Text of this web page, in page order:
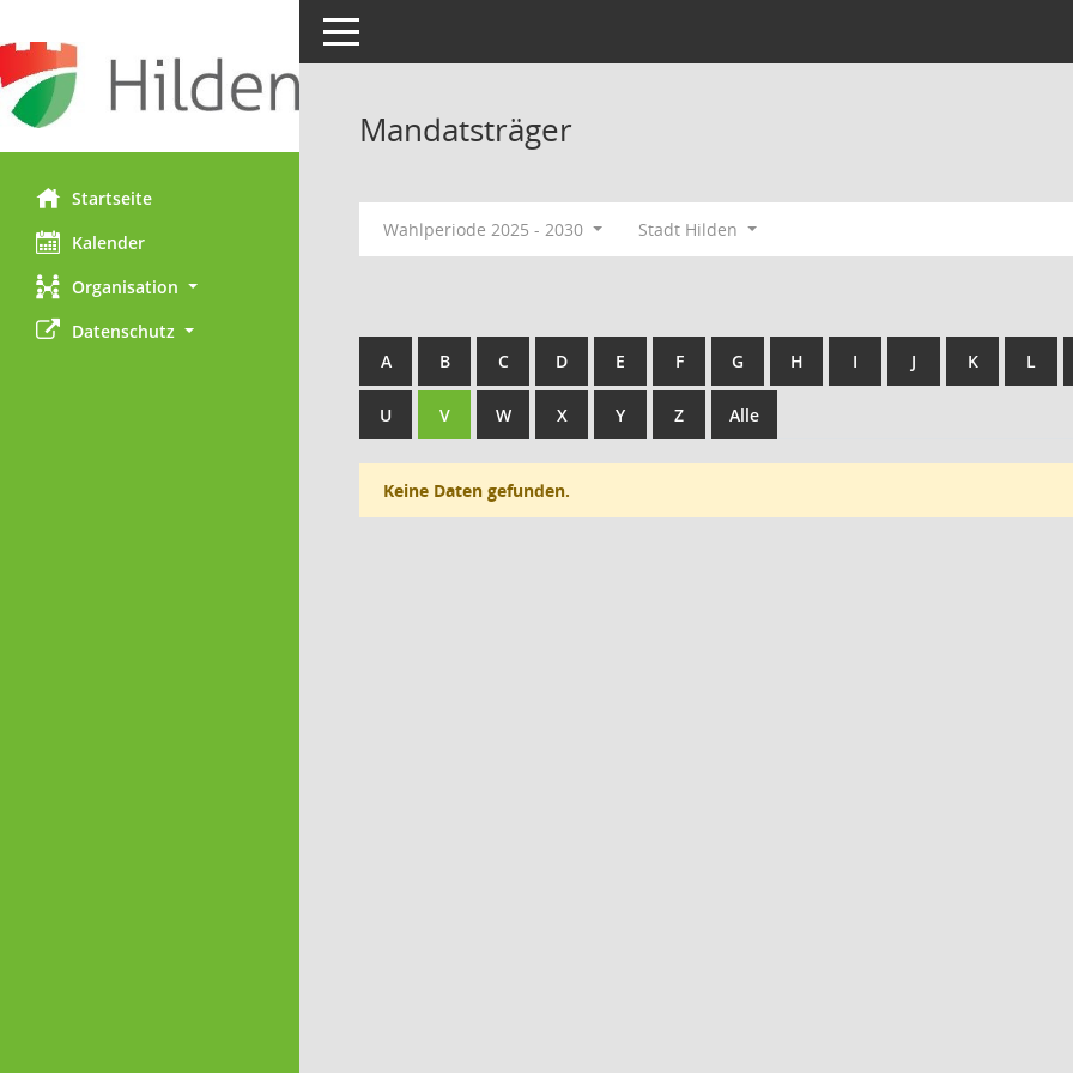
Startseite
Kalender
Organisation
Datenschutz
Toggle navigation
Mandatsträger
Wahlperiode 2025 - 2030 Stadt Hilden
A B C D E F G H I J K L
U V W X Y Z Alle
Keine Daten gefunden.